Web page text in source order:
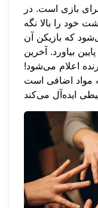
بازی است. در
خود را بالا نگه
که بازیکن آن
بیاورد. آخرین
اعلام می‌شود!
مواد اضافی است